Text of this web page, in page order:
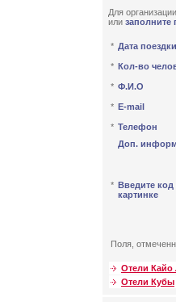
Для
или заполните
* Дата поездки
* Кол-во
* Ф.И.О
* E-mail
* Телефон
Доп.
* Введите код
картинке
Поля,
Отели Кайо
Отели Кубы